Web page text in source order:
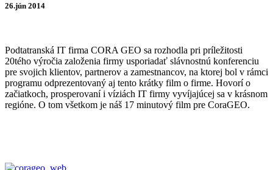
26.jún 2014
Podtatranská IT firma CORA GEO sa rozhodla pri príležitosti
20tého výročia založenia firmy usporiadať slávnostnú konferenciu
pre svojich klientov, partnerov a zamestnancov, na ktorej bol v rámci
programu odprezentovaný aj tento krátky film o firme. Hovorí o
začiatkoch, prosperovaní i víziách IT firmy vyvíjajúcej sa v krásnom
regióne. O tom všetkom je náš 17 minutový film pre CoraGEO.